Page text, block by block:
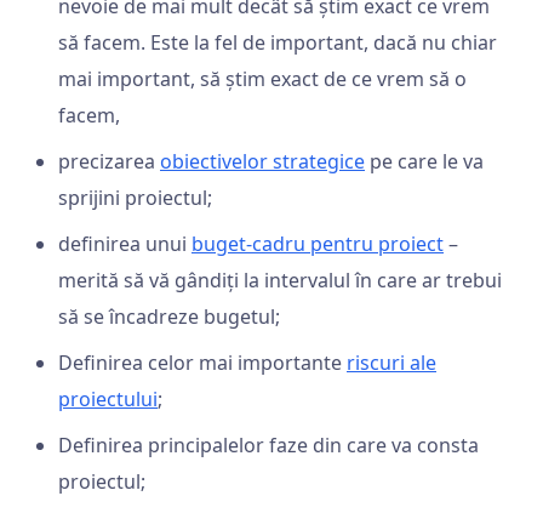
nevoie de mai mult decât să știm exact ce vrem
să facem. Este la fel de important, dacă nu chiar
mai important, să știm exact de ce vrem să o
facem,
precizarea obiectivelor strategice pe care le va
sprijini proiectul;
definirea unui buget-cadru pentru proiect–
merită să vă gândiți la intervalul în care ar trebui
să se încadreze bugetul;
Definirea celor mai importante riscuri ale
proiectului;
Definirea principalelor faze din care va consta
proiectul;